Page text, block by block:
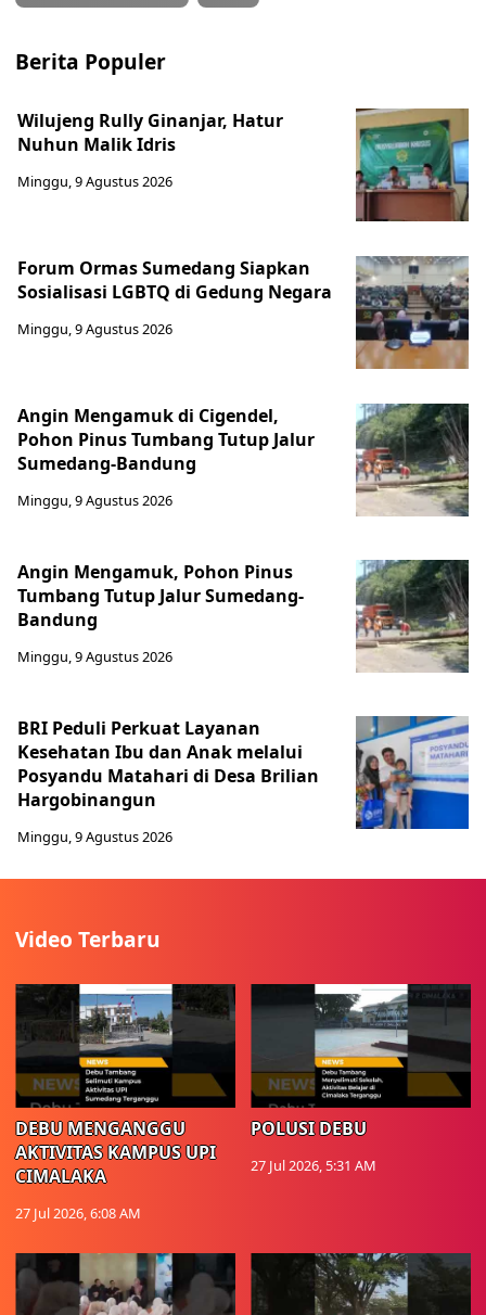
Berita Populer
Wilujeng Rully Ginanjar, Hatur
Nuhun Malik Idris
Minggu, 9 Agustus 2026
Forum Ormas Sumedang Siapkan
Sosialisasi LGBTQ di Gedung Negara
Minggu, 9 Agustus 2026
Angin Mengamuk di Cigendel,
Pohon Pinus Tumbang Tutup Jalur
Sumedang-Bandung
Minggu, 9 Agustus 2026
Angin Mengamuk, Pohon Pinus
Tumbang Tutup Jalur Sumedang-
Bandung
Minggu, 9 Agustus 2026
BRI Peduli Perkuat Layanan
Kesehatan Ibu dan Anak melalui
Posyandu Matahari di Desa Brilian
Hargobinangun
Minggu, 9 Agustus 2026
Video Terbaru
DEBU MENGANGGU
AKTIVITAS KAMPUS UPI
CIMALAKA
27 Jul 2026, 6:08 AM
POLUSI DEBU
27 Jul 2026, 5:31 AM